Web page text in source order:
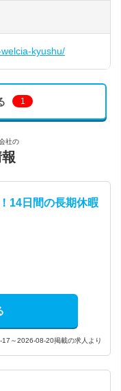
kyushu/
1
社の
14日間の長期休暇
～2026-08-20掲載の求人より